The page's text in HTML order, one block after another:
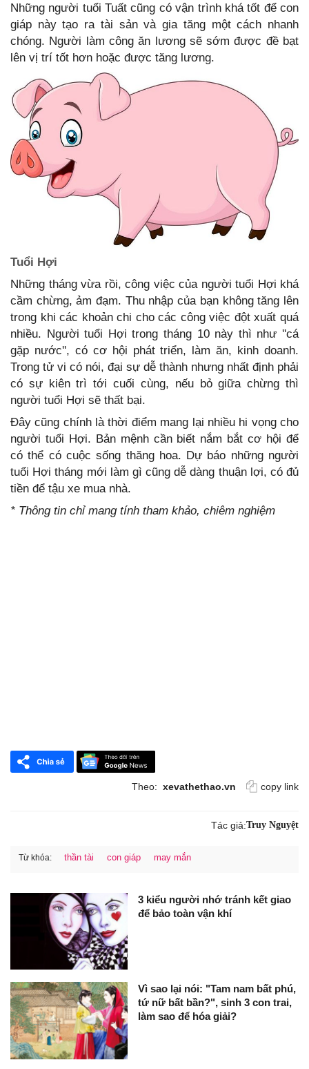
Những người tuổi Tuất cũng có vận trình khá tốt để con
giáp này tạo ra tài sản và gia tăng một cách nhanh
chóng. Người làm công ăn lương sẽ sớm được đề bạt
lên vị trí tốt hơn hoặc được tăng lương.
Tuổi Hợi
Những tháng vừa rồi, công việc của người tuổi Hợi khá
cầm chừng, ảm đạm. Thu nhập của bạn không tăng lên
trong khi các khoản chi cho các công việc đột xuất quá
nhiều. Người tuổi Hợi trong tháng 10 này thì như ''cá
gặp nước'', có cơ hội phát triển, làm ăn, kinh doanh.
Trong tử vi có nói, đại sự dễ thành nhưng nhất định phải
có sự kiên trì tới cuối cùng, nếu bỏ giữa chừng thì
người tuổi Hợi sẽ thất bại.
Đây cũng chính là thời điểm mang lại nhiều hi vọng cho
người tuổi Hợi. Bản mệnh cần biết nắm bắt cơ hội để
có thể có cuộc sống thăng hoa. Dự báo những người
tuổi Hợi tháng mới làm gì cũng dễ dàng thuận lợi, có đủ
tiền để tậu xe mua nhà.
* Thông tin chỉ mang tính tham khảo, chiêm nghiệm
Theo: xevathethao.vn copy link
Tác giả:Truy Nguyệt
Từ khóa: thần tài con giáp may mắn
3 kiểu người nhớ tránh kết giao
để bảo toàn vận khí
Vì sao lại nói: "Tam nam bất phú,
tứ nữ bất bần?", sinh 3 con trai,
làm sao để hóa giải?